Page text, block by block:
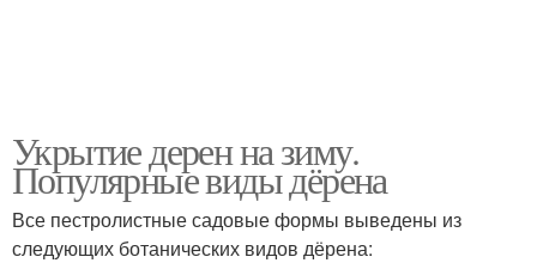
Укрытие дерен на зиму.
Популярные виды дёрена
Все пестролистные садовые формы выведены из
следующих ботанических видов дёрена: